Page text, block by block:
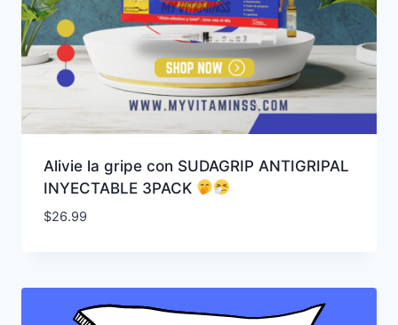
Alivie la gripe con SUDAGRIP ANTIGRIPAL
INYECTABLE 3PACK
$26.99